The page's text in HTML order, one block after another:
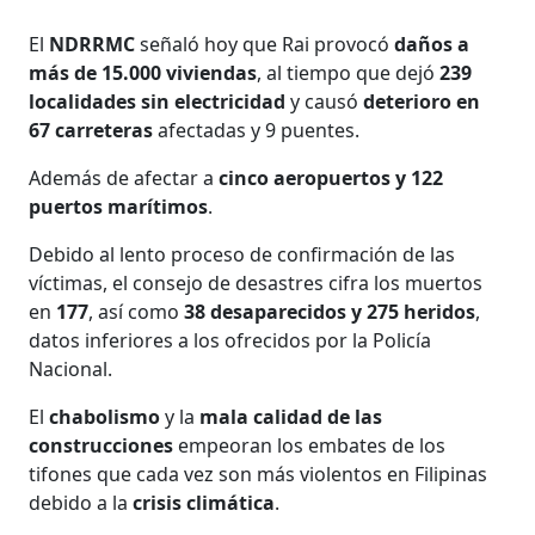
El NDRRMCseñaló hoy que Rai provocó daños a
más de 15.000 viviendas, al tiempo que dejó239
localidades sin electricidady causódeterioro en
67 carreterasafectadas y 9 puentes.
Además de afectar acinco aeropuertos y 122
puertos marítimos.
Debido al lento proceso de confirmación de las
víctimas, el consejo de desastres cifra los muertos
en 177, así como 38 desaparecidos y 275 heridos,
datos inferiores a los ofrecidos por la Policía
Nacional.
Elchabolismoy la mala calidad de las
construcciones empeoran los embates de los
tifones que cada vez son más violentos en Filipinas
debido a lacrisis climática.